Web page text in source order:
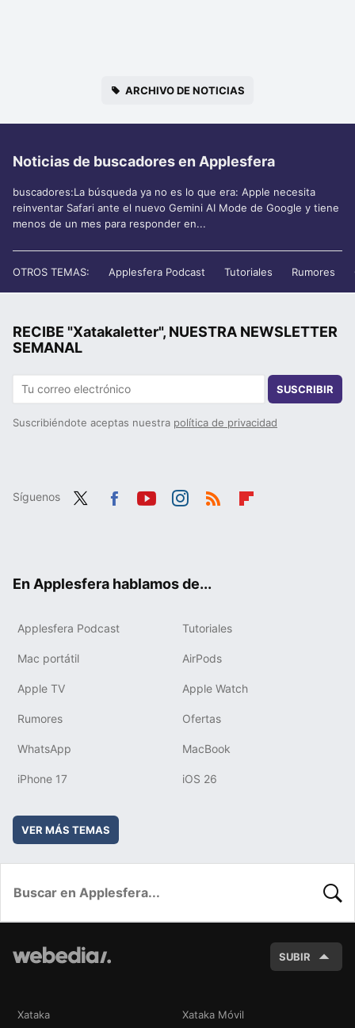
ARCHIVO DE NOTICIAS
Noticias de buscadores en Applesfera
buscadores:La búsqueda ya no es lo que era: Apple necesita
reinventar Safari ante el nuevo Gemini AI Mode de Google y tiene
menos de un mes para responder en...
OTROS TEMAS: Applesfera Podcast Tutoriales Rumores
RECIBE "Xatakaletter", NUESTRA NEWSLETTER
SEMANAL
SUSCRIBIR
Suscribiéndote aceptas nuestra política de privacidad
Síguenos
En Applesfera hablamos de...
Applesfera Podcast Tutoriales
Mac portátil AirPods
Apple TV Apple Watch
Rumores Ofertas
WhatsApp MacBook
iPhone 17 iOS 26
VER MÁS TEMAS
SUBIR
Xataka Xataka Móvil